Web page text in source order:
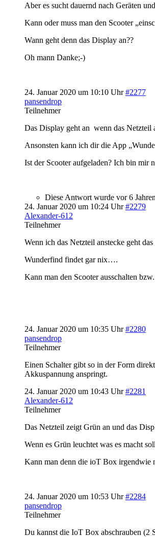
Aber es sucht dauernd nach Geräten
Kann oder muss man den Scooter
Wann geht denn das Display an??
Oh mann Danke;-)
24. Januar 2020 um 10:10 Uhr #2277
pansendrop
Teilnehmer
Das Display geht an wenn das Netzteil
Ansonsten kann ich dir die App
Ist der Scooter aufgeladen? Ich bin mir
Diese Antwort wurde vor 6
24. Januar 2020 um 10:24 Uhr #2279
Alexander-612
Teilnehmer
Wenn ich das Netzteil anstecke geht
Wunderfind findet gar nix….
Kann man den Scooter ausschalten
24. Januar 2020 um 10:35 Uhr #2280
pansendrop
Teilnehmer
Einen Schalter gibt so in der Form
Akkuspannung anspringt.
24. Januar 2020 um 10:43 Uhr #2281
Alexander-612
Teilnehmer
Das Netzteil zeigt Grün an und das
Wenn es Grün leuchtet was es macht
Kann man denn die ioT Box irgendwie
24. Januar 2020 um 10:53 Uhr #2284
pansendrop
Teilnehmer
Du kannst die IoT Box abschrauben (2